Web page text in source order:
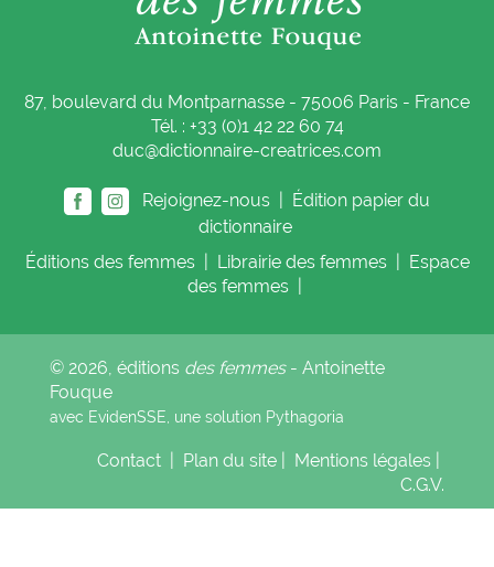
87, boulevard du Montparnasse - 75006 Paris - France
Tél. : +33 (0)1 42 22 60 74
duc@dictionnaire-creatrices.com
Rejoignez-nous |
Édition papier du
dictionnaire
Éditions des femmes Librairie des femmes
Espace
des femmes
© 2026, éditions des femmes- Antoinette
Fouque
avec EvidenSSE, une solution Pythagoria
Contact Plan du site Mentions légales
C.G.V.